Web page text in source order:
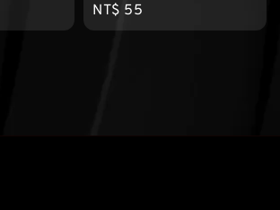
Regular
price
NT$ 55